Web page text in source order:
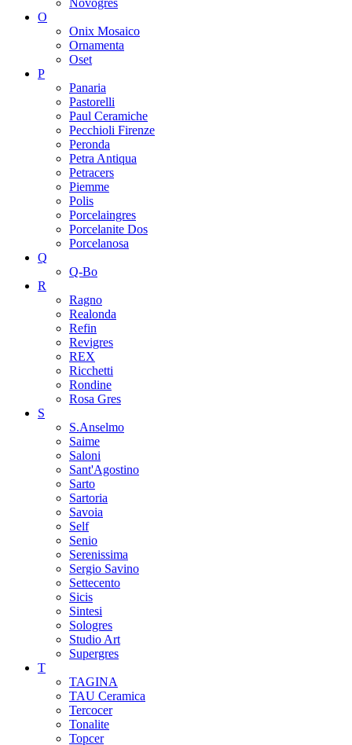
Novogres
O
Onix Mosaico
Ornamenta
Oset
P
Panaria
Pastorelli
Paul Ceramiche
Pecchioli Firenze
Peronda
Petra Antiqua
Petracers
Piemme
Polis
Porcelaingres
Porcelanite Dos
Porcelanosa
Q
Q-Bo
R
Ragno
Realonda
Refin
Revigres
REX
Ricchetti
Rondine
Rosa Gres
S
S.Anselmo
Saime
Saloni
Sant'Agostino
Sarto
Sartoria
Savoia
Self
Senio
Serenissima
Sergio Savino
Settecento
Sicis
Sintesi
Sologres
Studio Art
Supergres
T
TAGINA
TAU Ceramica
Tercocer
Tonalite
Topcer